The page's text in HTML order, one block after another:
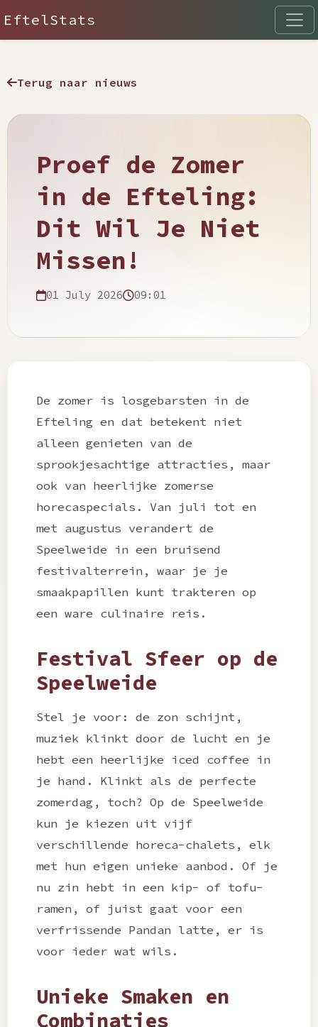
EftelStats
Terug naar nieuws
Proef de Zomer
in de Efteling:
Dit Wil Je Niet
Missen!
01 July 2026 09:01
De zomer is losgebarsten in de
Efteling en dat betekent niet
alleen genieten van de
sprookjesachtige attracties, maar
ook van heerlijke zomerse
horecaspecials. Van juli tot en
met augustus verandert de
Speelweide in een bruisend
festivalterrein, waar je je
smaakpapillen kunt trakteren op
een ware culinaire reis.
Festival Sfeer op de
Speelweide
Stel je voor: de zon schijnt,
muziek klinkt door de lucht en je
hebt een heerlijke iced coffee in
je hand. Klinkt als de perfecte
zomerdag, toch? Op de Speelweide
kun je kiezen uit vijf
verschillende horeca-chalets, elk
met hun eigen unieke aanbod. Of je
nu zin hebt in een kip- of tofu-
ramen, of juist gaat voor een
verfrissende Pandan latte, er is
voor ieder wat wils.
Unieke Smaken en
Combinaties